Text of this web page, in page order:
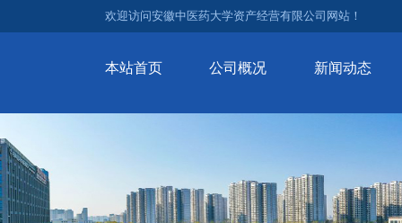
欢迎访问安徽中医药大学资产经营有限公司网站！
本站首页 公司概况 新闻动态